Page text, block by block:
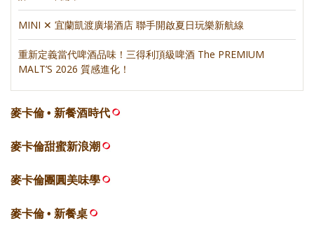
MINI ✕ 宜蘭凱渡廣場酒店 聯手開啟夏日玩樂新航線
重新定義當代啤酒品味！三得利頂級啤酒 The PREMIUM
MALT’S 2026 質感進化！
麥卡倫 • 新餐酒時代
麥卡倫甜蜜新浪潮
麥卡倫團圓美味學
麥卡倫 • 新餐桌